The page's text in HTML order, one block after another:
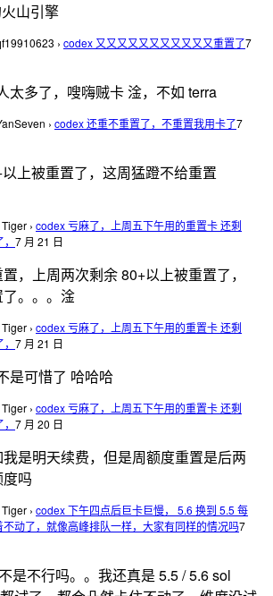
山引擎
› codex 又又又又又又又又又又又重置了7
太多了，嗖嗨贼卡 淦，不如 terra
› codex 还重不重置了，不重置我用卡了7
上被重置了，这周猛蹬不给重置
› codex 亏麻了，上周五下午用的重置卡 还剩
7 月 21 日
，上周两次剩余 80+以上被重置了，
。。。淦
› codex 亏麻了，上周五下午用的重置卡 还剩
7 月 21 日
是可惜了 哈哈哈
› codex 亏麻了，上周五下午用的重置卡 还剩
7 月 20 日
是明天续费，但是周额度重置是后两
吗
› codex 下午四点后巨卡巨慢， 5.6 换到 5.5 每
动了，就像高峰排队一样，大家有同样的情况吗7
是不行吗。。我还真是 5.5 / 5.6 sol